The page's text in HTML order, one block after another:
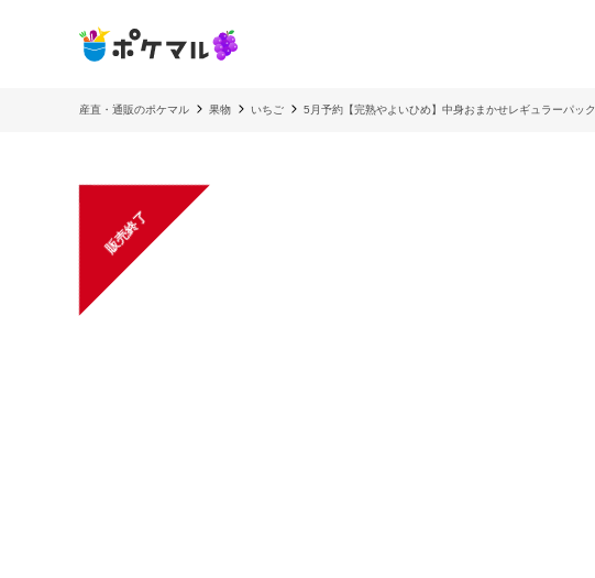
産直・通販のポケマル 果物 いちご 5月予約【完熟やよいひめ】中身おまかせレギュラーパック
販売終了